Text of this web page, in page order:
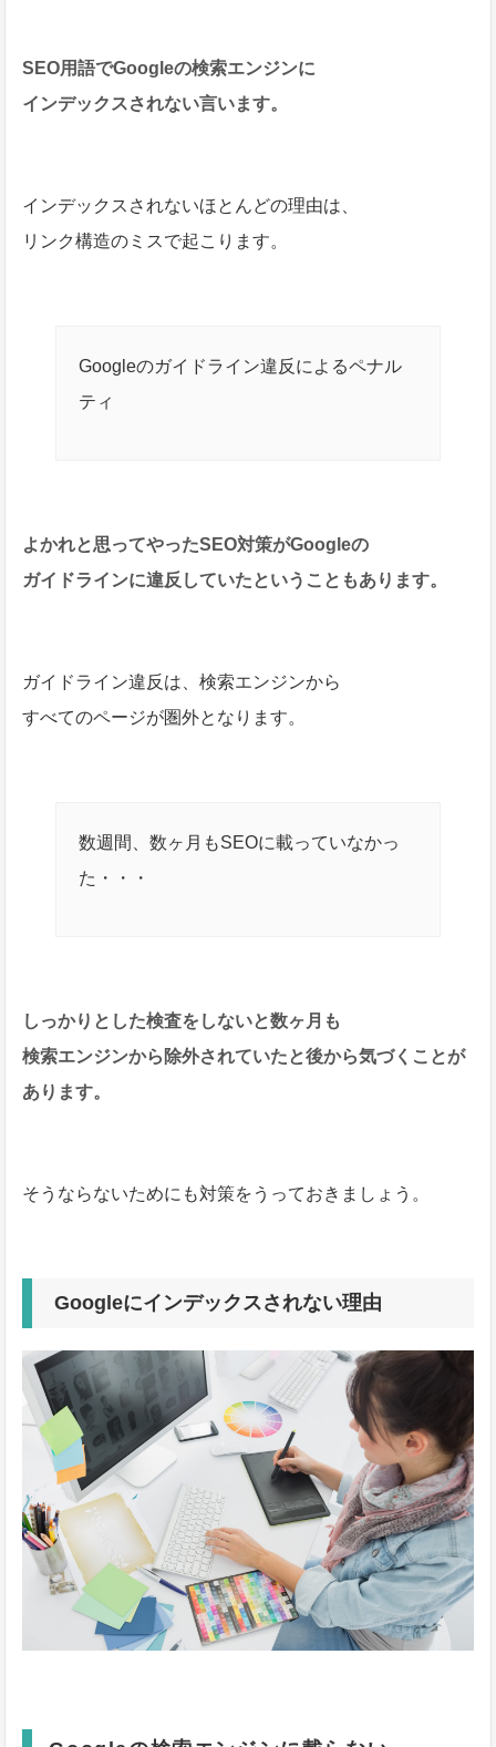
SEO用語でGoogleの検索エンジンに
インデックスされない言います。
インデックスされないほとんどの理由は、
リンク構造のミスで起こります。
Googleのガイドライン違反によるペナル
ティ
よかれと思ってやったSEO対策がGoogleの
ガイドラインに違反していたということもあります。
ガイドライン違反は、検索エンジンから
すべてのページが圏外となります。
数週間、数ヶ月もSEOに載っていなかっ
た・・・
しっかりとした検査をしないと数ヶ月も
検索エンジンから除外されていたと後から気づくことが
あります。
そうならないためにも対策をうっておきましょう。
Googleにインデックスされない理由